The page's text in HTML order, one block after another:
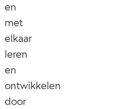
en
met
elkaar
leren
en
ontwikkelen
door